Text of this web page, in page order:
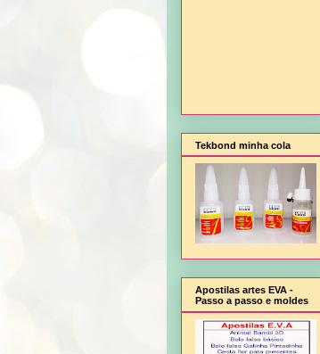
Tekbond minha cola
Apostilas artes EVA -
Passo a passo e moldes